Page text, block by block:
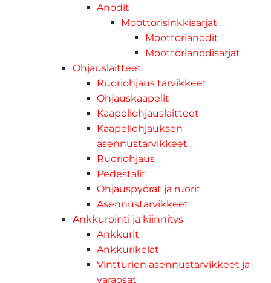
Anodit
Moottorisinkkisarjat
Moottorianodit
Moottorianodisarjat
Ohjauslaitteet
Ruoriohjaus tarvikkeet
Ohjauskaapelit
Kaapeliohjauslaitteet
Kaapeliohjauksen
asennustarvikkeet
Ruoriohjaus
Pedestalit
Ohjauspyörät ja ruorit
Asennustarvikkeet
Ankkurointi ja kiinnitys
Ankkurit
Ankkurikelat
Vintturien asennustarvikkeet ja
varaosat